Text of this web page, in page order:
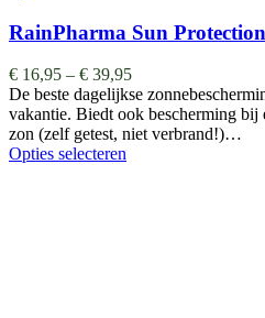
RainPharma Sun
€ 16,95 – € 39,95
De beste dagelijkse
vakantie. Biedt ook bescherming bij
zon (zelf getest, niet verbrand!)…
Opties selecteren